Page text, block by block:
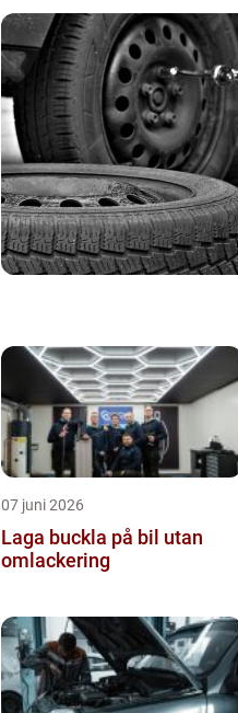
07 juni 2026
Laga buckla på bil utan
omlackering